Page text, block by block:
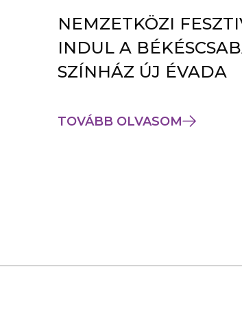
NEMZETKÖZI
INDUL A
SZÍNHÁZ ÚJ ÉVADA
TOVÁBB OLVASOM